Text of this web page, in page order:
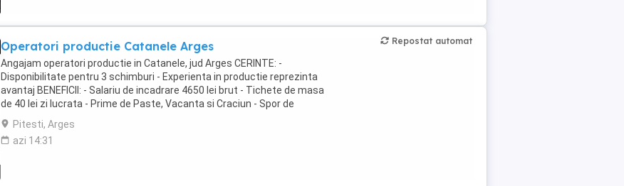
Operatori productie Catanele Arges
Angajam operatori productie in Catanele, jud Arges CERINTE: -
Disponibilitate pentru 3 schimburi - Experienta in productie reprezinta
avantaj BENEFICII: - Salariu de incadrare 4650 lei brut - Tichete de masa
de 40 lei zi lucrata - Prime de Paste, Vacanta si Craciun - Spor de
noapte de 25% - Ore suplimentare ...
Pitesti, Arges
azi 14:31
Repostat automat